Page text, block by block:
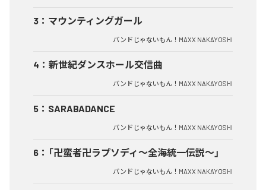
3 ： マウンティングガール
バンドじゃないもん！MAXX NAKAYOSHI
4 ： 新世紀ダンスホール交信曲
バンドじゃないもん！MAXX NAKAYOSHI
5 ： SARABADANCE
バンドじゃないもん！MAXX NAKAYOSHI
6 ： 「卍蛮者卍ラプソディ〜全海統一伝説〜」
バンドじゃないもん！MAXX NAKAYOSHI